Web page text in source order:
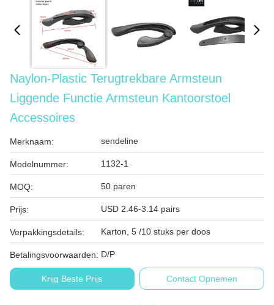
Naylon-Plastic Terugtrekbare Armsteun
Liggende Functie Armsteun Kantoorstoel
Accessoires
Merknaam: sendeline
Modelnummer: 1132-1
MOQ: 50 paren
Prijs: USD 2.46-3.14 pairs
Verpakkingsdetails: Karton, 5 /10 stuks per doos
Betalingsvoorwaarden: D/P
Krijg Beste Prijs Contact Opnemen